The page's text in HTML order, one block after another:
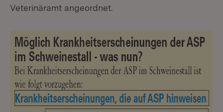
Veterinäramt angeordnet.